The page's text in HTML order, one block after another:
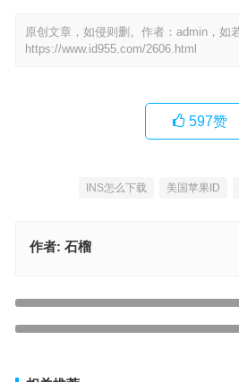
原创文章，如侵则删。作者：admin，如
https://www.id955.com/2606.html
597赞
INS怎么下载 美国苹果ID
作者: 石榴